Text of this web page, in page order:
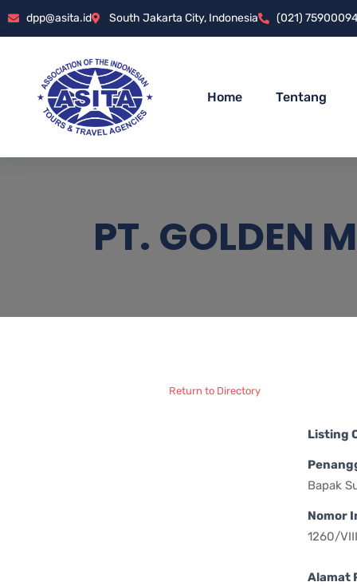
dpp@asita.id South Jakarta City, Indonesia (021)
Home Tentang
PT. GOLDEN
Return to Directory
Listing
Bapak
Nomor
1260/
Alamat